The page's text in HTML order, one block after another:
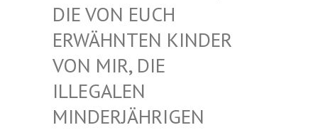
IE VON EUCH E
RWÄHNTEN KINDER V
ON MIR, DIE I
LLEGALEN M
INDERJÄHRIGEN Z